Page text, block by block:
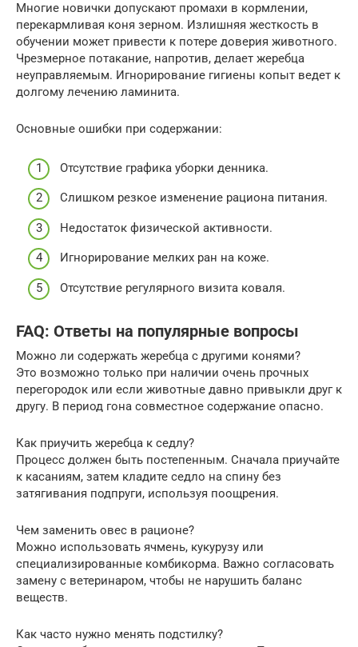
Многие новички допускают промахи в кормлении,
перекармливая коня зерном. Излишняя жесткость в
обучении может привести к потере доверия животного.
Чрезмерное потакание, напротив, делает жеребца
неуправляемым. Игнорирование гигиены копыт ведет к
долгому лечению ламинита.
Основные ошибки при содержании:
Отсутствие графика уборки денника.
Слишком резкое изменение рациона питания.
Недостаток физической активности.
Игнорирование мелких ран на коже.
Отсутствие регулярного визита коваля.
FAQ: Ответы на популярные вопросы
Можно ли содержать жеребца с другими конями?
Это возможно только при наличии очень прочных
перегородок или если животные давно привыкли друг к
другу. В период гона совместное содержание опасно.
Как приучить жеребца к седлу?
Процесс должен быть постепенным. Сначала приучайте
к касаниям, затем кладите седло на спину без
затягивания подпруги, используя поощрения.
Чем заменить овес в рационе?
Можно использовать ячмень, кукурузу или
специализированные комбикорма. Важно согласовать
замену с ветеринаром, чтобы не нарушить баланс
веществ.
Как часто нужно менять подстилку?